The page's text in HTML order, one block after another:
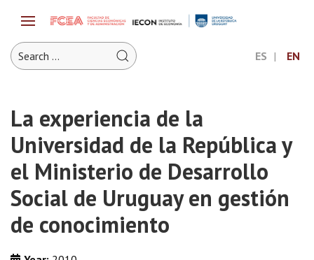
ES EN
La experiencia de la
Universidad de la República y
el Ministerio de Desarrollo
Social de Uruguay en gestión
de conocimiento